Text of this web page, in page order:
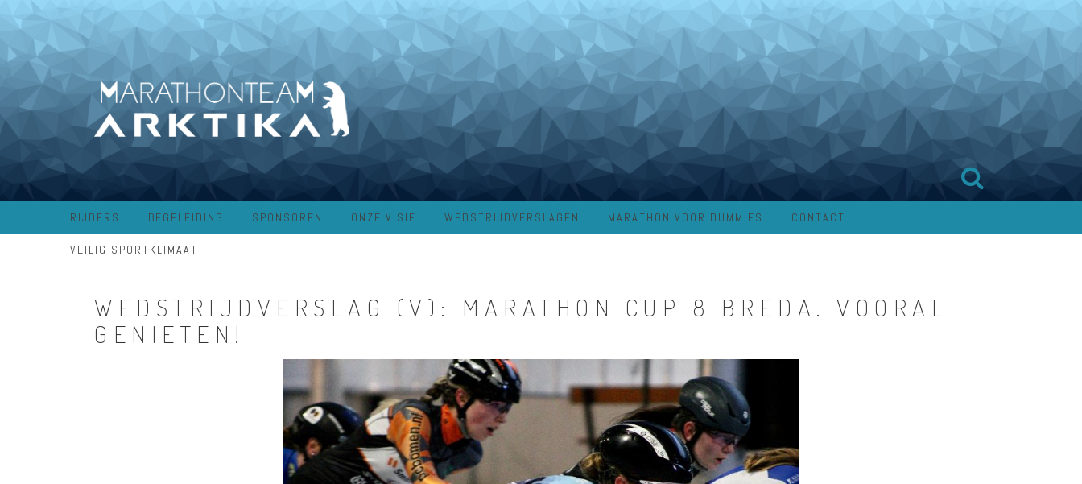
RIJDERS BEGELEIDING SPONSOREN ONZE VISIE WEDSTRIJDVERSLAGEN MARATHON VOOR DUMMIES CONTACT
VEILIG SPORTKLIMAAT
WEDSTRIJDVERSLAG (V): MARATHON CUP 8 BREDA. VOORAL
GENIETEN!